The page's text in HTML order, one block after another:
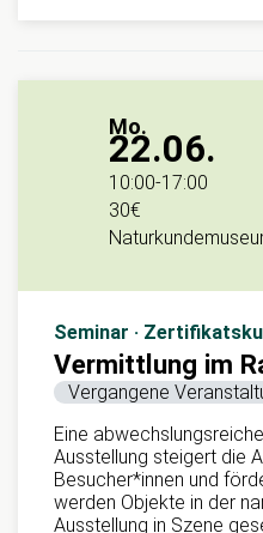
Mo.
22.06.
10:00-17:00
30€
Seminar ·
Vermittlung im
Vergangene
Eine
Ausstellung steigert die
Besucher*innen und
werden Objekte in der
Ausstellung in Szene